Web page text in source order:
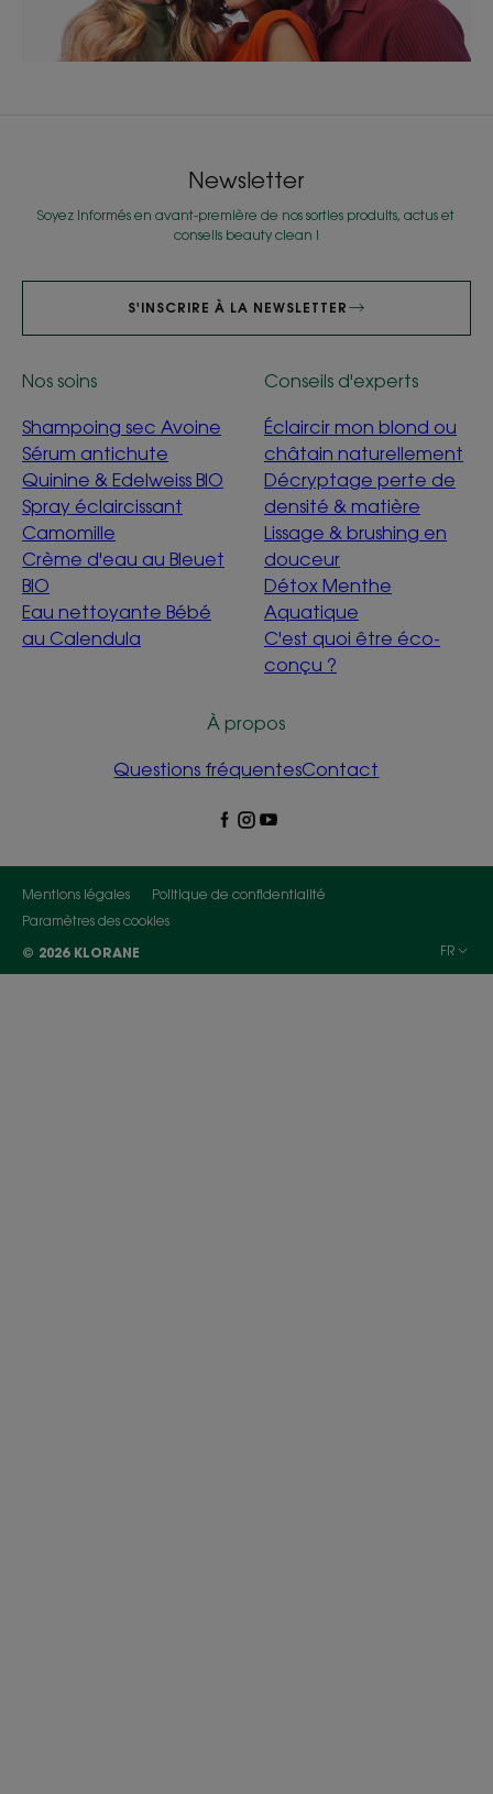
Newsletter
Soyez informés en avant-première de nos sorties produits, actus et
conseils beauty clean !
S'INSCRIRE À LA NEWSLETTER
Nos soins
Shampoing sec Avoine
Sérum antichute
Quinine & Edelweiss BIO
Spray éclaircissant
Camomille
Crème d'eau au Bleuet
BIO
Eau nettoyante Bébé
au Calendula
Conseils d'experts
Éclaircir mon blond ou
châtain naturellement
Décryptage perte de
densité & matière
Lissage & brushing en
douceur
Détox Menthe
Aquatique
C'est quoi être éco-
conçu ?
À propos
Questions fréquentesContact
Mentions légales
Politique de confidentialité
Paramètres des cookies
© 2026 KLORANE
FR